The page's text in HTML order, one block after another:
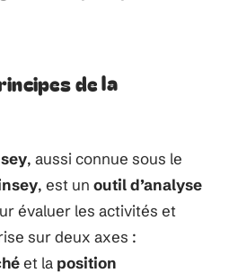
de la
, aussi connue sous le
, est un outil d’analyse
évaluer les activités et
sur deux axes :
et la position